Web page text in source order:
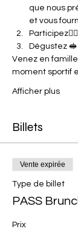
que nous
et vous
Dégustez
Venez en
moment sportif
Afficher plus
Billets
Vente expirée
Type de billet
PASS
Prix